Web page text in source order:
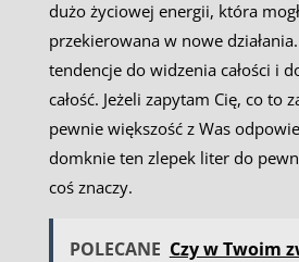
dużo życiowej energii, która
przekierowana w nowe
tendencje do widzenia całości i
całość. Jeżeli zapytam Cię, co to
pewnie większość z Was odpowie
domknie ten zlepek liter do
coś znaczy.
POLECANE Czy w Twoim